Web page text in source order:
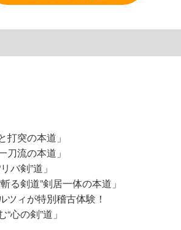
突の本道」
流の本道」
剣”道」
剣道”剣居一体の本道」
ツィが特別稽古体験！
の剣”道」